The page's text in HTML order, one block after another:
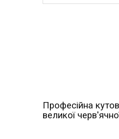
Професійна
великої